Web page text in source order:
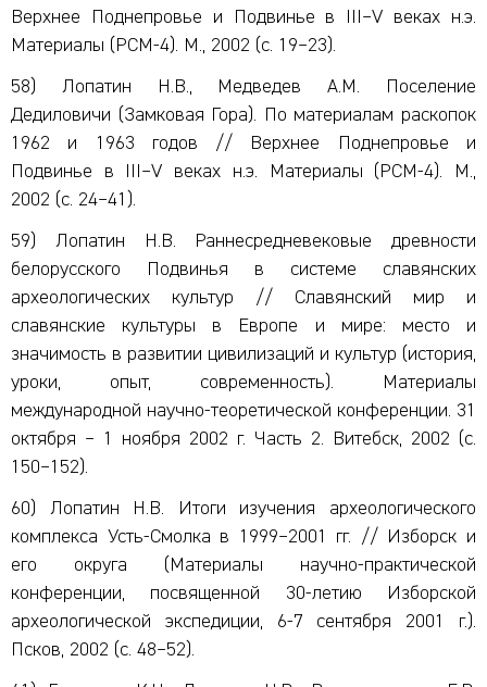
Верхнее Поднепровье и Подвинье в III–V веках н.э.
Материалы (РСМ-4). М., 2002 (с. 19–23).
58) Лопатин Н.В., Медведев А.М. Поселение
Дедиловичи (Замковая Гора). По материалам раскопок
1962 и 1963 годов // Верхнее Поднепровье и
Подвинье в III–V веках н.э. Материалы (РСМ-4). М.,
2002 (с. 24–41).
59) Лопатин Н.В. Раннесредневековые древности
белорусского Подвинья в системе славянских
археологических культур // Славянский мир и
славянские культуры в Европе и мире: место и
значимость в развитии цивилизаций и культур (история,
уроки, опыт, современность). Материалы
международной научно-теоретической конференции. 31
октября – 1 ноября 2002 г. Часть 2. Витебск, 2002 (с.
150–152).
60) Лопатин Н.В. Итоги изучения археологического
комплекса Усть-Смолка в 1999–2001 гг. // Изборск и
его округа (Материалы научно-практической
конференции, посвященной 30-летию Изборской
археологической экспедиции, 6-7 сентября 2001 г.).
Псков, 2002 (с. 48–52).